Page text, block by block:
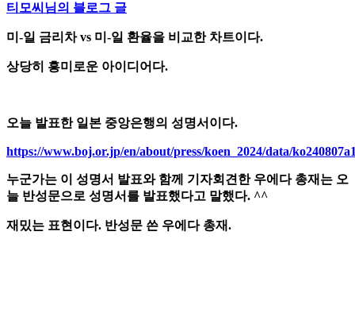
티모씨님의 블로그 글
미-일 금리차 vs 미-일 환율을 비교한 차트이다.
상당히 흥미로운 아이디어다.
오늘 발표한 일본 중앙은행의 성명서이다.
https://www.boj.or.jp/en/about/press/koen_2024/data/
누군가는 이 성명서 발표와 함께 기자회견한 우에다 총재는 오
늘 반성문으로 성명서를 발표했다고 말했다. ^^
재밌는 표현이다. 반성문 쓴 우에다 총재.